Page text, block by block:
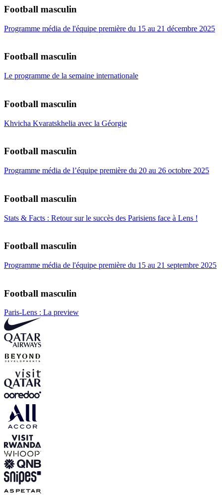
Football masculin
Programme média de l'équipe première du 15 au 21 décembre 2025
Football masculin
Le programme de la semaine internationale
Football masculin
Khvicha Kvaratskhelia avec la Géorgie
Football masculin
Programme média de l’équipe première du 20 au 26 octobre 2025
Football masculin
Stats & Facts : Retour sur le succès des Parisiens face à Lens !
Football masculin
Programme média de l'équipe première du 15 au 21 septembre 2025
Football masculin
Paris-Lens : La preview